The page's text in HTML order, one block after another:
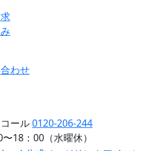
わせ
ール0120-206-244
18：00（水曜休）